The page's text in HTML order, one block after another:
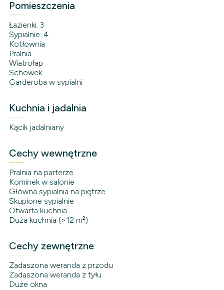
Pomieszczenia
Łazienki: 3
Sypialnie: 4
Kotłownia
Pralnia
Wiatrołap
Schowek
Garderoba w sypialni
Kuchnia i jadalnia
Kącik jadalniany
Cechy wewnętrzne
Pralnia na parterze
Kominek w salonie
Główna sypialnia na piętrze
Skupione sypialnie
Otwarta kuchnia
Duża kuchnia (>12 m²)
Cechy zewnętrzne
Zadaszona weranda z przodu
Zadaszona weranda z tyłu
Duże okna